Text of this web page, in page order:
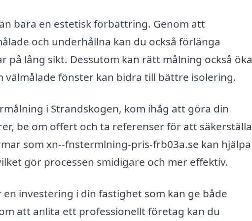
bara en estetisk förbättring. Genom att
och underhållna kan du också förlänga
på lång sikt. Dessutom kan rätt målning också öka
fönster kan bidra till bättre isolering.
i Strandskogen, kom ihåg att göra din
be om offert och ta referenser för att säkerställa
som xn--fnstermlning-pris-frb03a.se kan hjälpa
gör processen smidigare och mer effektiv.
investering i din fastighet som kan ge både
att anlita ett professionellt företag kan du